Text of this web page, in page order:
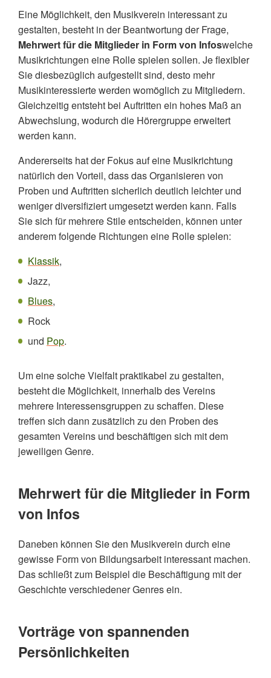
Eine Möglichkeit, den Musikverein interessant zu
gestalten, besteht in der Beantwortung der Frage,
Mehrwert für die Mitglieder in Form von Infoswelche
Musikrichtungen eine Rolle spielen sollen. Je flexibler
Sie diesbezüglich aufgestellt sind, desto mehr
Musikinteressierte werden womöglich zu Mitgliedern.
Gleichzeitig entsteht bei Auftritten ein hohes Maß an
Abwechslung, wodurch die Hörergruppe erweitert
werden kann.
Andererseits hat der Fokus auf eine Musikrichtung
natürlich den Vorteil, dass das Organisieren von
Proben und Auftritten sicherlich deutlich leichter und
weniger diversifiziert umgesetzt werden kann. Falls
Sie sich für mehrere Stile entscheiden, können unter
anderem folgende Richtungen eine Rolle spielen:
Klassik,
Jazz,
Blues,
Rock
und Pop.
Um eine solche Vielfalt praktikabel zu gestalten,
besteht die Möglichkeit, innerhalb des Vereins
mehrere Interessensgruppen zu schaffen. Diese
treffen sich dann zusätzlich zu den Proben des
gesamten Vereins und beschäftigen sich mit dem
jeweiligen Genre.
Mehrwert für die Mitglieder in Form
von Infos
Daneben können Sie den Musikverein durch eine
gewisse Form von Bildungsarbeit interessant machen.
Das schließt zum Beispiel die Beschäftigung mit der
Geschichte verschiedener Genres ein.
Vorträge von spannenden
Persönlichkeiten